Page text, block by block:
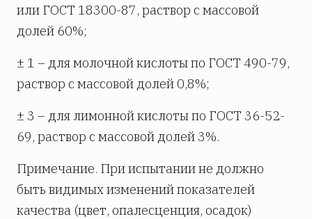
или ГОСТ 18300-87, раствор с массовой
долей 60%;
± 1 – для молочной кислоты по ГОСТ 490-79,
раствор с массовой долей 0,8%;
± 3 – для лимонной кислоты по ГОСТ 36-52-
69, раствор с массовой долей 3%.
Примечание. При испытании не должно
быть видимых изменений показателей
качества (цвет, опалесценция, осадок)